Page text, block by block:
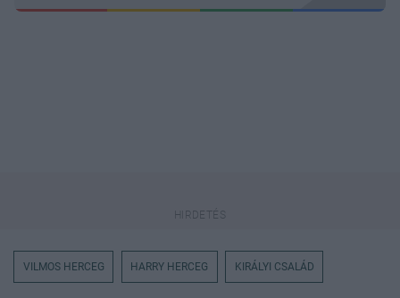
VILMOS HERCEG HARRY HERCEG KIRÁLYI CSALÁD